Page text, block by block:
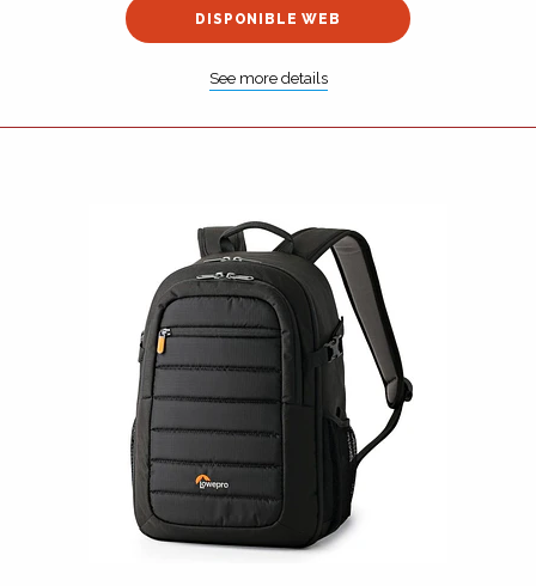
DISPONIBLE WEB
See more details